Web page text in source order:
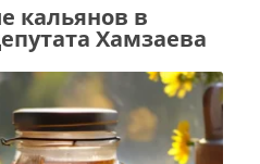
кальянов в
Хамзаева